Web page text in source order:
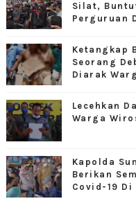
Silat,
Perguruan
Ketangkap
Seorang
Diarak
Lecehkan
Warga
Kapolda
Berikan
Covid-19 Di